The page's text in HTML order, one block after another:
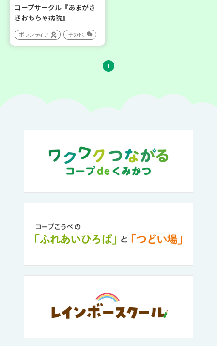
コープサークル『あまがさ
きおもちゃ病院』
ボランティア その他
1